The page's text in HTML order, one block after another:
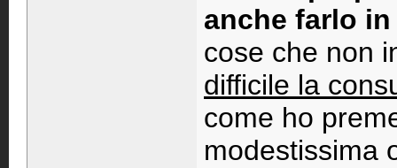
anche farlo
cose che non
difficile la
come ho
modestissima